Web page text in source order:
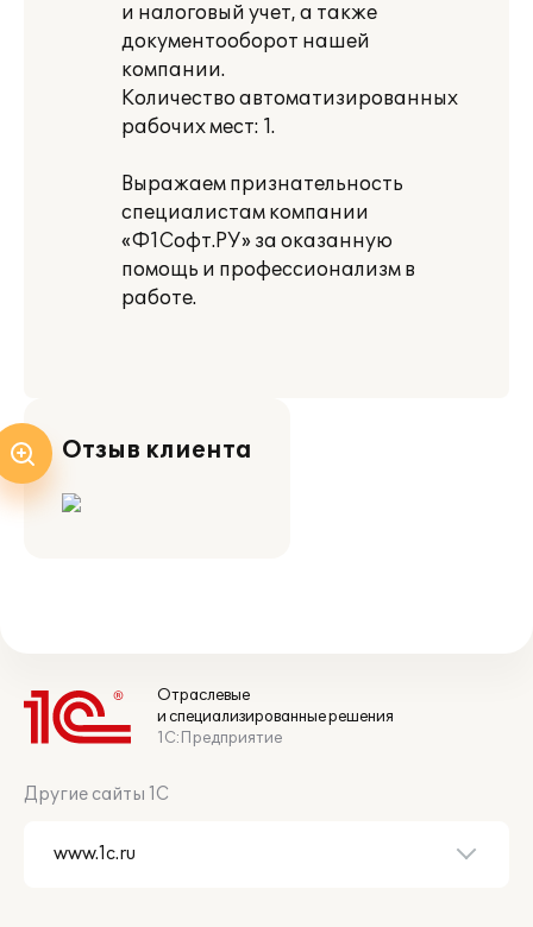
и налоговый учет, а также
документооборот нашей
компании.
Количество автоматизированных
рабочих мест: 1.
Выражаем признательность
специалистам компании
«Ф1Софт.РУ» за оказанную
помощь и профессионализм в
работе.
Отзыв клиента
Отраслевые
и специализированные решения
1С:Предприятие
Другие сайты 1С